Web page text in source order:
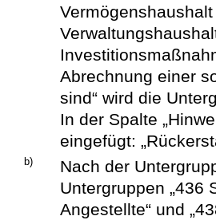
Abrechnung einer
sind“ wird die
In der Spalte
eingefügt:
b)
Nach der
Untergruppen „436
Angestellte“ und